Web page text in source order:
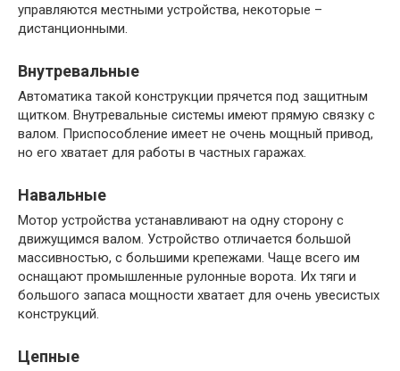
управляются местными устройства, некоторые –
дистанционными.
Внутревальные
Автоматика такой конструкции прячется под защитным
щитком. Внутревальные системы имеют прямую связку с
валом. Приспособление имеет не очень мощный привод,
но его хватает для работы в частных гаражах.
Навальные
Мотор устройства устанавливают на одну сторону с
движущимся валом. Устройство отличается большой
массивностью, с большими крепежами. Чаще всего им
оснащают промышленные рулонные ворота. Их тяги и
большого запаса мощности хватает для очень увесистых
конструкций.
Цепные